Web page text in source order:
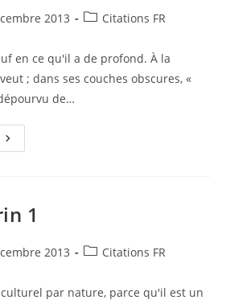
2013
PostCitations FR
en ce qu'il a de profond. À la
; dans ses couches obscures, «
de…
Citation
1
2013
PostCitations FR
par nature, parce qu'il est un